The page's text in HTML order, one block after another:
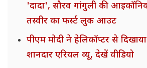
'दादा', सौरव गांगुली की
तस्वीर का फर्स्ट लुक आउट
पीएम मोदी ने हेलिकॉप्टर से
शानदार एरियल व्यू, देखें वीडियो